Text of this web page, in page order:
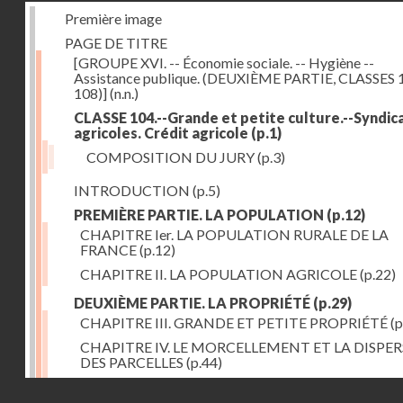
Première image
PAGE DE TITRE
[GROUPE XVI. -- Économie sociale. -- Hygiène --
Assistance publique. (DEUXIÈME PARTIE, CLASSES
108)](n.n.)
CLASSE 104.--Grande et petite culture.--
agricoles. Crédit agricole (p.1)
COMPOSITION DU JURY(p.3)
INTRODUCTION (p.5)
PREMIÈRE PARTIE. LA POPULATION (p.12)
CHAPITRE Ier. LA POPULATION RURALE DE LA
FRANCE(p.12)
CHAPITRE II. LA POPULATION AGRICOLE(p.22)
DEUXIÈME PARTIE. LA PROPRIÉTÉ (p.29)
CHAPITRE III. GRANDE ET PETITE PROPRIÉTÉ
CHAPITRE IV. LE MORCELLEMENT ET LA
DES PARCELLES (p.44)